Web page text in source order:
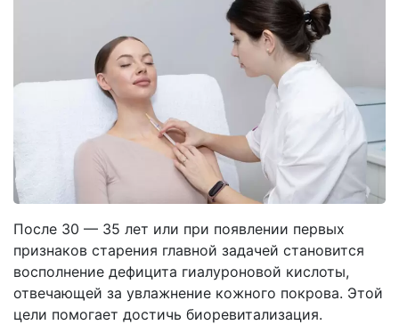
После 30 — 35 лет или при появлении первых
признаков старения главной задачей становится
восполнение дефицита гиалуроновой кислоты,
отвечающей за увлажнение кожного покрова. Этой
цели помогает достичь биоревитализация.